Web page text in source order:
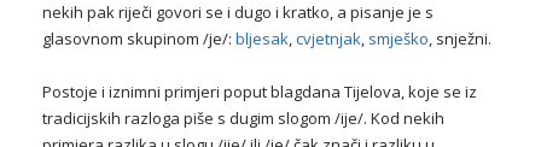
nekih pak riječi govori se i dugo i kratko, a pisanje je s
glasovnom skupinom /je/: bljesak,cvjetnjak, smješko, snježni.
Postoje i iznimni primjeri poput blagdana Tijelova, koje se iz
tradicijskih razloga piše s dugim slogom /ije/. Kod nekih